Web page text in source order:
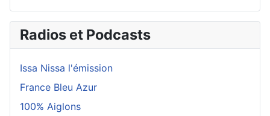
Radios et Podcasts
Issa Nissa l'émission
France Bleu Azur
100% Aiglons